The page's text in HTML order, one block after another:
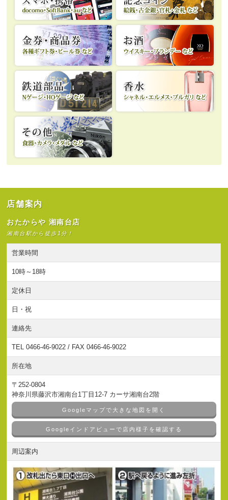
店舗案内
おたからや 湘南台店
湘南台駅から徒歩1分！
営業時間
10時～18時
定休日
日・祝
連絡先
TEL 0466-46-9022 / FAX 0466-46-9022
所在地
〒252-0804
神奈川県藤沢市湘南台1丁目12-7 カーサ湘南台2階
Googleマップで大きな地図を開く
Googleインドアビューで店内様子を確認する
周辺案内